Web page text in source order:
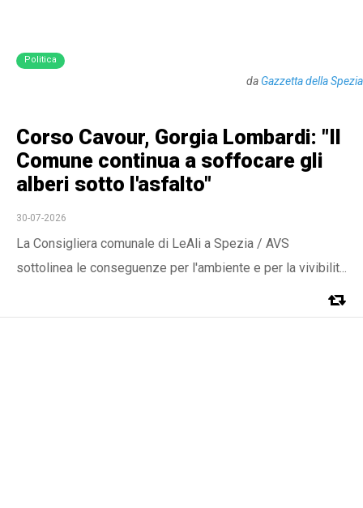
Politica
da Gazzetta della Spezia
Corso Cavour, Gorgia Lombardi: "Il
Comune continua a soffocare gli
alberi sotto l'asfalto"
30-07-2026
La Consigliera comunale di LeAli a Spezia / AVS
sottolinea le conseguenze per l'ambiente e per la vivibilit...